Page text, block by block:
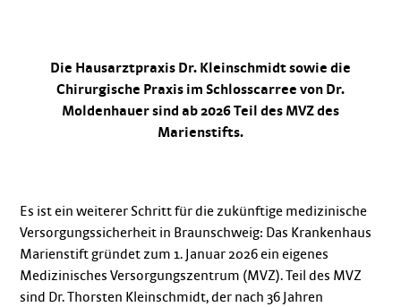
Die Hausarztpraxis Dr. Kleinschmidt sowie die
Chirurgische Praxis im Schlosscarree von Dr.
Moldenhauer sind ab 2026 Teil des MVZ des
Marienstifts.
Es ist ein weiterer Schritt für die zukünftige medizinische
Versorgungssicherheit in Braunschweig: Das Krankenhaus
Marienstift gründet zum 1. Januar 2026 ein eigenes
Medizinisches Versorgungszentrum (MVZ). Teil des MVZ
sind Dr. Thorsten Kleinschmidt, der nach 36 Jahren